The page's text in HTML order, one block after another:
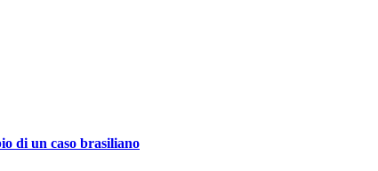
di un caso brasiliano